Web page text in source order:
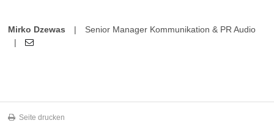
Mirko Dzewas |
Senior Manager Kommunikation & PR Audio
|
Seite drucken